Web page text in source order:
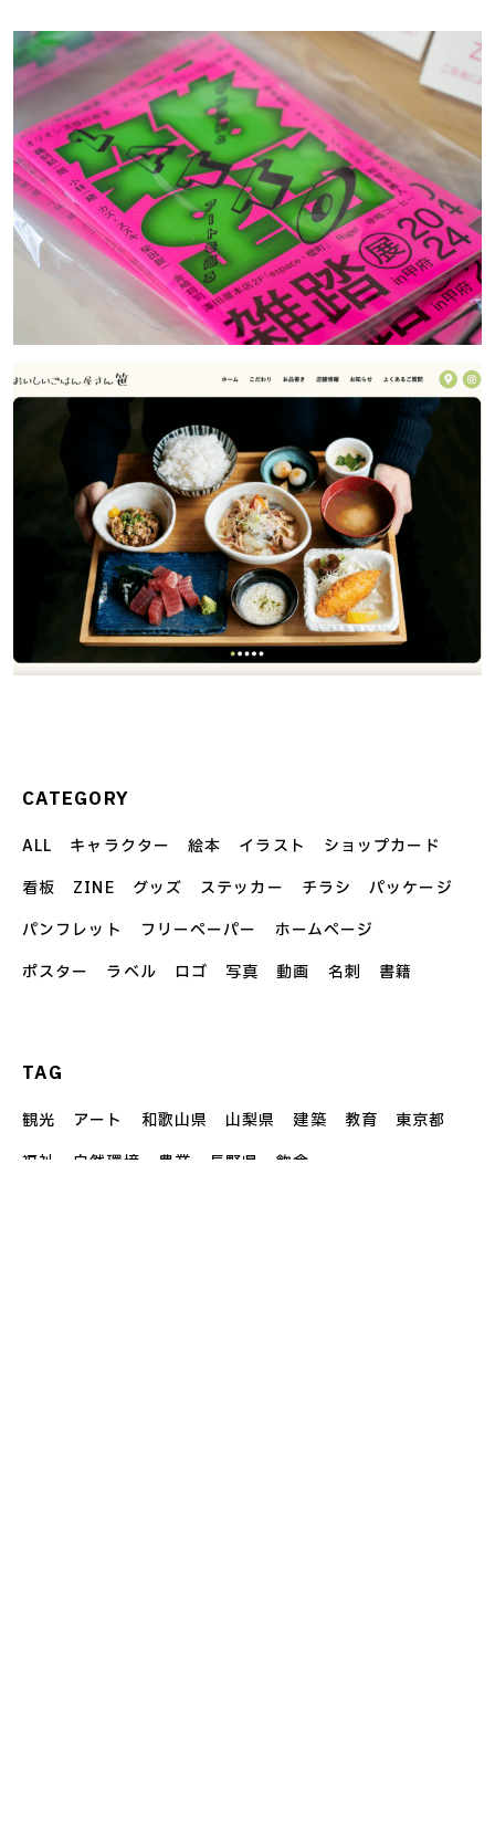
CATEGORY
ALL キャラクター 絵本 イラスト
ショップカード
看板
ZINE グッズ ステッカー チラシ
パッケージ
パンフレット
フリーペーパー
ホームページ
ポスター
ラベル ロゴ 写真 動画 名刺 書籍
TAG
観光 アート 和歌山県 山梨県 建築 教育
東京都
福祉
自然環境 農業 長野県 飲食